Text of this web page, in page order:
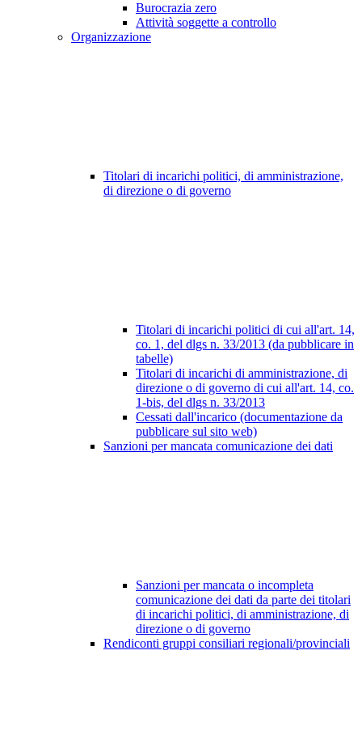
Burocrazia zero
Attività soggette a controllo
Organizzazione
Titolari di incarichi politici, di amministrazione,
di direzione o di governo
Titolari di incarichi politici di cui all'art. 14,
co. 1, del dlgs n. 33/2013 (da pubblicare in
tabelle)
Titolari di incarichi di amministrazione, di
direzione o di governo di cui all'art. 14, co.
1-bis, del dlgs n. 33/2013
Cessati dall'incarico (documentazione da
pubblicare sul sito web)
Sanzioni per mancata comunicazione dei dati
Sanzioni per mancata o incompleta
comunicazione dei dati da parte dei titolari
di incarichi politici, di amministrazione, di
direzione o di governo
Rendiconti gruppi consiliari regionali/provinciali